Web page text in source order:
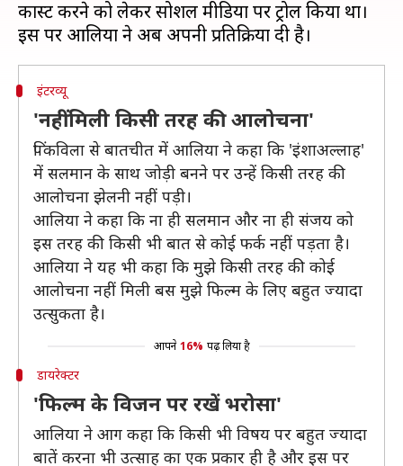
कास्ट करने को लेकर सोशल मीडिया पर ट्रोल किया था।
इंटरव्यू
'नहीं मिली किसी तरह की आलोचना'
पिंकविला से बातचीत में आलिया ने कहा कि 'इंशाअल्लाह'
में सलमान के साथ जोड़ी बनने पर उन्हें किसी तरह की
आलोचना झेलनी नहीं पड़ी।
आलिया ने कहा कि ना ही सलमान और ना ही संजय को
इस तरह की किसी भी बात से कोई फर्क नहीं पड़ता है।
आलिया ने यह भी कहा कि मुझे किसी तरह की कोई
आलोचना नहीं मिली बस मुझे फिल्म के लिए बहुत ज्यादा
उत्सुकता है।
आपने 16% पढ़ लिया है
डायरेक्टर
'फिल्म के विजन पर रखें भरोसा'
आलिया ने आग कहा कि किसी भी विषय पर बहुत ज्यादा
बातें करना भी उत्साह का एक प्रकार ही है और इस पर